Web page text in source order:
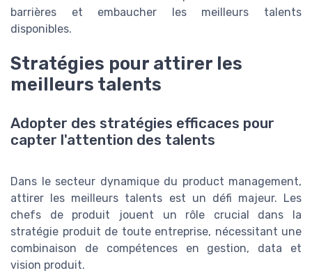
barrières et embaucher les meilleurs talents
disponibles.
Stratégies pour attirer les
meilleurs talents
Adopter des stratégies efficaces pour
capter l'attention des talents
Dans le secteur dynamique du product management,
attirer les meilleurs talents est un défi majeur. Les
chefs de produit jouent un rôle crucial dans la
stratégie produit de toute entreprise, nécessitant une
combinaison de compétences en gestion, data et
vision produit.